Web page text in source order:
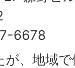
6678
、地域